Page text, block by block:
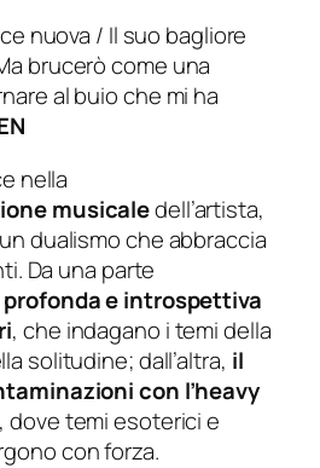
nuova / Il suo bagliore
brucerò come una
al buio che mi ha
nella
musicaledell’artista,
dualismo che abbraccia
Da una parte
e introspettiva
, che indagano i temi della
solitudine; dall’altra, il
con l’heavy
, dove temi esoterici e
con forza.